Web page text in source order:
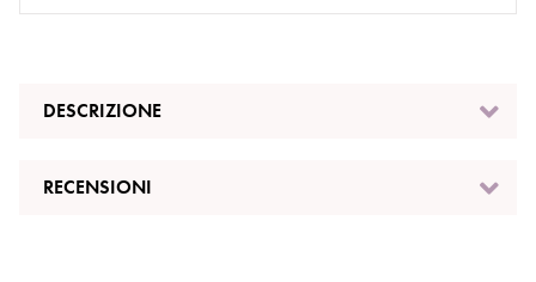
DESCRIZIONE
RECENSIONI